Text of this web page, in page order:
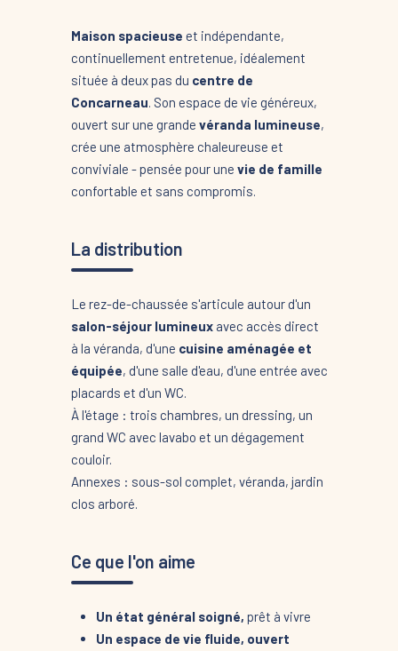
Maison spacieuse et indépendante,
continuellement entretenue, idéalement
située à deux pas du centre de
Concarneau. Son espace de vie généreux,
ouvert sur une grande véranda lumineuse,
crée une atmosphère chaleureuse et
conviviale - pensée pour une vie de famille
confortable et sans compromis.
La distribution
Le rez-de-chaussée s'articule autour d'un
salon-séjour lumineuxavec accès direct
à la véranda, d'une cuisine aménagée et
équipée, d'une salle d'eau, d'une entrée avec
placards et d'un WC.
À l'étage : trois chambres, un dressing, un
grand WC avec lavabo et un dégagement
couloir.
Annexes : sous-sol complet, véranda, jardin
clos arboré.
Ce que l'on aime
Un état général soigné, prêt à vivre
Un espace de vie fluide, ouvert